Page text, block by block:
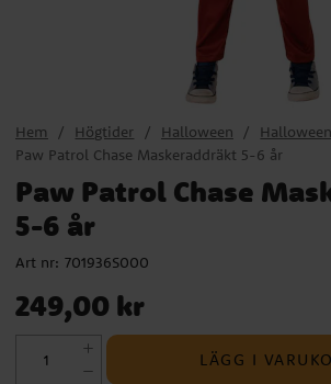
Hem Högtider Halloween
Paw Patrol Chase Maskeraddräkt 5-6 år
Paw Patrol Chase
5-6 år
Art nr: 701936S000
Pris:249,00 kr
249,00 kr
LÄGG I